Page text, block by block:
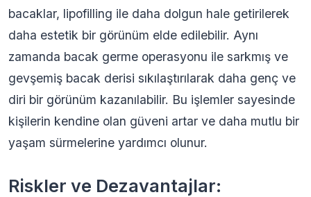
bacaklar, lipofilling ile daha dolgun hale getirilerek
daha estetik bir görünüm elde edilebilir. Aynı
zamanda bacak germe operasyonu ile sarkmış ve
gevşemiş bacak derisi sıkılaştırılarak daha genç ve
diri bir görünüm kazanılabilir. Bu işlemler sayesinde
kişilerin kendine olan güveni artar ve daha mutlu bir
yaşam sürmelerine yardımcı olunur.
Riskler ve Dezavantajlar: